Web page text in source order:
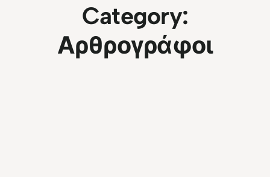
Category:
Αρθρογράφοι